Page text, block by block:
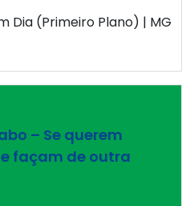
Dia (Primeiro Plano) | MG
– Se querem
façam de outra